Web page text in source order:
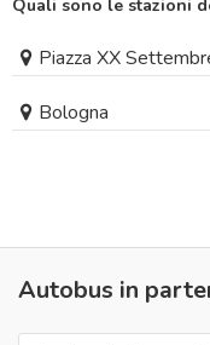
Quali sono le stazioni
Piazza XX
Bologna
Autobus in